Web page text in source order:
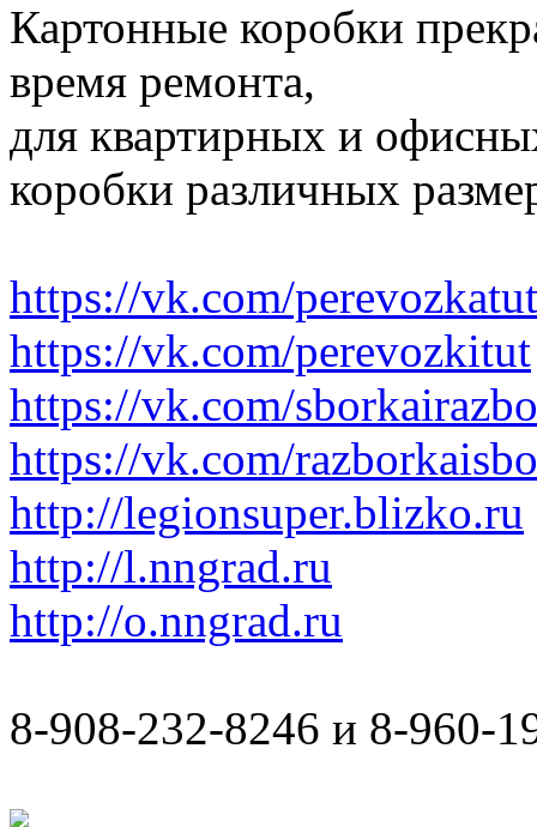
Картонные коробки
время ремонта,
для квартирных и
коробки различных
https://vk.com/perevozkatut
https://vk.com/perevozkitut
https://vk.com/
https://vk.com/
http://legionsuper.blizko.ru
http://l.nngrad.ru
http://o.nngrad.ru
8-908-232-8246 и 8-960-